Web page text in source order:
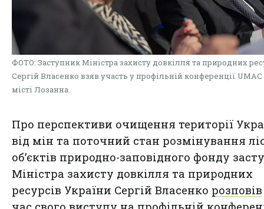
ФОТО: Заступник Міністра захисту довкілля та природних
Сергій Власенко взяв участь у профільній конференції UMAC
місті Лозанна.
Про перспективи очищення території
від мін та поточний стан розмінування
об’єктів природно-заповідного фонду
Міністра захисту довкілля та природних
ресурсів України Сергій Власенко розповів